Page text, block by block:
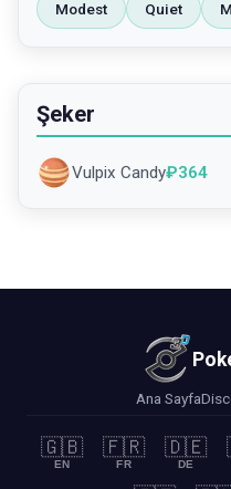
Modest Quiet
Şeker
Vulpix Candy₽364
Ana Sayfa
🇬🇧
EN
🇫🇷
FR
🇩🇪
DE